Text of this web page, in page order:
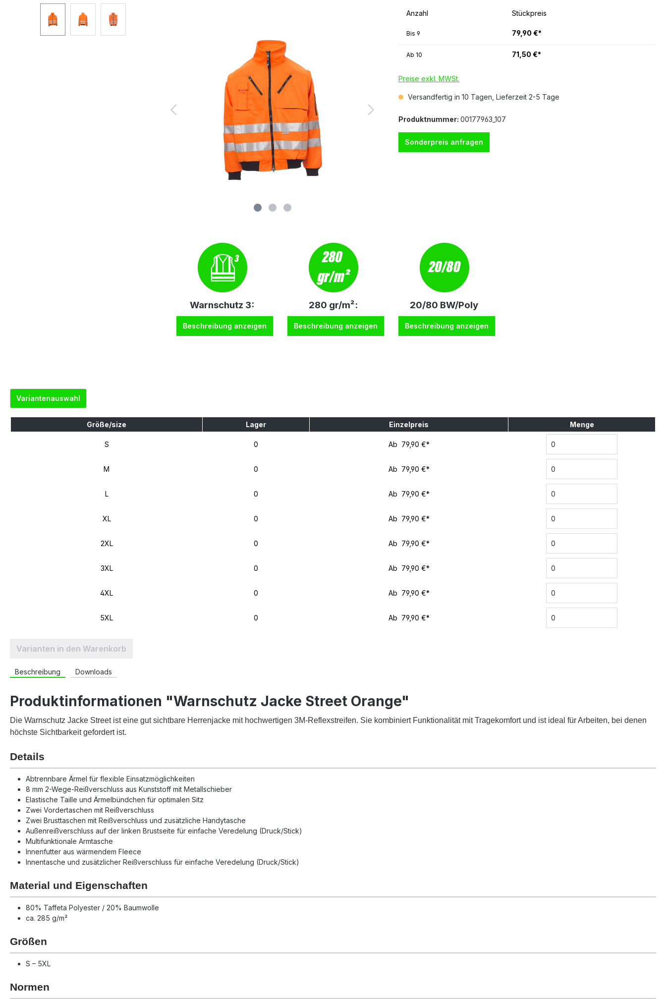
Anzahl Stückpreis
Bis 9 79,90 €*
Ab 10 71,50 €*
Preise exkl. MWSt.
Versandfertig in 10 Tagen, Lieferzeit 2-5 Tage
Produktnummer: 00177963_107
Sonderpreis anfragen
Warnschutz 3:
Beschreibung anzeigen
280 gr/m²:
Beschreibung anzeigen
20/80 BW/Poly
Beschreibung anzeigen
Variantenauswahl
Größe/size Lager Einzelpreis Menge
S 0 Ab 79,90 €*
M 0 Ab 79,90 €*
L 0 Ab 79,90 €*
XL 0 Ab 79,90 €*
2XL 0 Ab 79,90 €*
3XL 0 Ab 79,90 €*
4XL 0 Ab 79,90 €*
5XL 0 Ab 79,90 €*
Varianten in den Warenkorb
Beschreibung Downloads
Produktinformationen "Warnschutz Jacke Street Orange"
Die Warnschutz Jacke Street ist eine gut sichtbare Herrenjacke mit hochwertigen 3M-Reflexstreifen. Sie kombiniert Funktionalität mit Tragekomfort und ist ideal für Arbeiten, bei denen
höchste Sichtbarkeit gefordert ist.
Details
Abtrennbare Ärmel für flexible Einsatzmöglichkeiten
8 mm 2-Wege-Reißverschluss aus Kunststoff mit Metallschieber
Elastische Taille und Ärmelbündchen für optimalen Sitz
Zwei Vordertaschen mit Reißverschluss
Zwei Brusttaschen mit Reißverschluss und zusätzliche Handytasche
Außenreißverschluss auf der linken Brustseite für einfache Veredelung (Druck/Stick)
Multifunktionale Armtasche
Innenfutter aus wärmendem Fleece
Innentasche und zusätzlicher Reißverschluss für einfache Veredelung (Druck/Stick)
Material und Eigenschaften
80% Taffeta Polyester / 20% Baumwolle
ca. 285 g/m²
Größen
S – 5XL
Normen